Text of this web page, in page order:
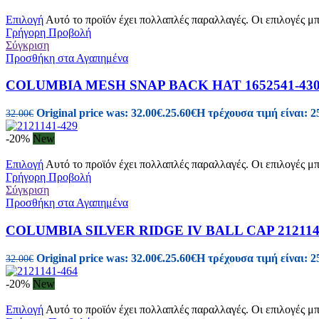
Επιλογή Αυτό το προϊόν έχει πολλαπλές παραλλαγές. Οι επιλογές
Γρήγορη Προβολή
Σύγκριση
Προσθήκη στα Αγαπημένα
COLUMBIA MESH SNAP BACK HAT 1652541-
32.00€ Original price was: 32.00€.25.60€Η τρέχουσα τιμή είναι:
-20% New
Επιλογή Αυτό το προϊόν έχει πολλαπλές παραλλαγές. Οι επιλογές
Γρήγορη Προβολή
Σύγκριση
Προσθήκη στα Αγαπημένα
COLUMBIA SILVER RIDGE IV BALL CAP
32.00€ Original price was: 32.00€.25.60€Η τρέχουσα τιμή είναι:
-20% New
Επιλογή Αυτό το προϊόν έχει πολλαπλές παραλλαγές. Οι επιλογές